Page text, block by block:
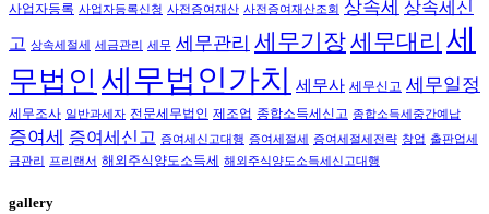
사업자등록 사업자등록신청 사전증여재산 사전증여재산조회 상속세 상속세신
고 상속세절세 세금관리 세무 세무관리 세무기장세무대리 세
무법인 세무법인가치 세무사 세무신고 세무일정
세무조사 일반과세자 전문세무법인 제조업 종합소득세신고 종합소득세중간예납
증여세 증여세신고 증여세신고대행 증여세절세 증여세절세전략 창업 출판업세
금관리
프리랜서 해외주식양도소득세 해외주식양도소득세신고대행
gallery